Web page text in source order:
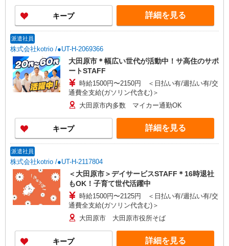
キープ 詳細を見る
派遣社員
株式会社kotrio /●UT-H-2069366
大田原市＊幅広い世代が活動中！サ高住のサポ
ートSTAFF
時給1500円〜2150円 ＜日払い有/週払い有/交
通費全支給(ガソリン代含む)＞
大田原市内多数 マイカー通勤OK
キープ 詳細を見る
派遣社員
株式会社kotrio /●UT-H-2117804
＜大田原市＞デイサービスSTAFF＊16時退社
もOK！子育て世代活躍中
時給1500円〜2125円 ＜日払い有/週払い有/交
通費全支給(ガソリン代含む)＞
大田原市 大田原市役所そば
キープ 詳細を見る